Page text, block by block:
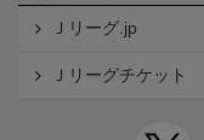
Ｊリーグ.jp
Ｊリーグチケット